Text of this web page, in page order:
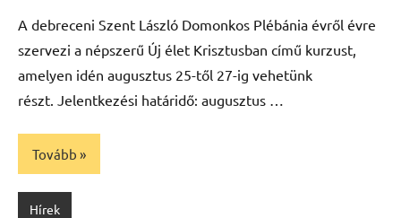
A debreceni Szent László Domonkos Plébánia évről évre
szervezi a népszerű Új élet Krisztusban című kurzust,
amelyen idén augusztus 25-től 27-ig vehetünk
részt. Jelentkezési határidő: augusztus …
Tovább
Hírek